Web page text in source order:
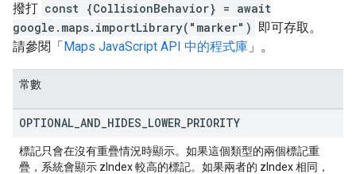
撥打 const {CollisionBehavior} = await
google.maps.importLibrary("marker") 即可存取。
請參閱「Maps JavaScript API 中的程式庫 」。
常數
OPTIONAL AND HIDES LOWER PRIORITY
標記只會在沒有重疊情況時顯示。如果這個類型的兩個標記重
疊，系統會顯示 zIndex 較高的標記。如果兩者的 zIndex 相同，